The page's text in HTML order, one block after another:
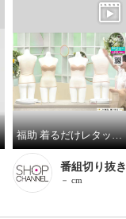
福助 着るだけレタッチ効果！ スキントーンインナー カップ付タンクトップ 同色２枚セット ＜Ｍ、Ｌ＞＜ＬＬ＞
番組切り抜き
－ cm